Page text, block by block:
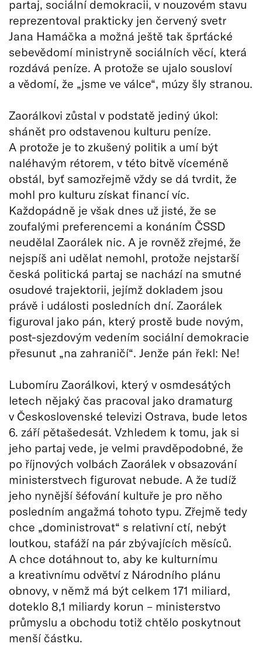
partaj, sociální demokracii, v nouzovém stavu
reprezentoval prakticky jen červený svetr
Jana Hamáčka a možná ještě tak šprťácké
sebevědomí ministryně sociálních věcí, která
rozdává peníze. A protože se ujalo sousloví
a vědomí, že „jsme ve válce“, múzy šly stranou.
Zaorálkovi zůstal v podstatě jediný úkol:
shánět pro odstavenou kulturu peníze.
A protože je to zkušený politik a umí být
naléhavým rétorem, v této bitvě víceméně
obstál, byť samozřejmě vždy se dá tvrdit, že
mohl pro kulturu získat financí víc.
Každopádně je však dnes už jisté, že se
zoufalými preferencemi a konáním ČSSD
neudělal Zaorálek nic. A je rovněž zřejmé, že
nejspíš ani udělat nemohl, protože nejstarší
česká politická partaj se nachází na smutné
osudové trajektorii, jejímž dokladem jsou
právě i události posledních dní. Zaorálek
figuroval jako pán, který prostě bude novým,
post-sjezdovým vedením sociální demokracie
přesunut „na zahraničí“. Jenže pán řekl: Ne!
Lubomíru Zaorálkovi, který v osmdesátých
letech nějaký čas pracoval jako dramaturg
v Československé televizi Ostrava, bude letos
6. září pětašedesát. Vzhledem k tomu, jak si
jeho partaj vede, je velmi pravděpodobné, že
po říjnových volbách Zaorálek v obsazování
ministerstvech figurovat nebude. A že tudíž
jeho nynější šéfování kultuře je pro něho
posledním angažmá tohoto typu. Zřejmě tedy
chce „doministrovat“ s relativní ctí, nebýt
loutkou, stafáží na pár zbývajících měsíců.
A chce dotáhnout to, aby ke kulturnímu
a kreativnímu odvětví z Národního plánu
obnovy, v němž má být celkem 171 miliard,
doteklo 8,1 miliardy korun – ministerstvo
průmyslu a obchodu totiž chtělo poskytnout
menší částku.